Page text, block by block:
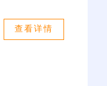
查看详情